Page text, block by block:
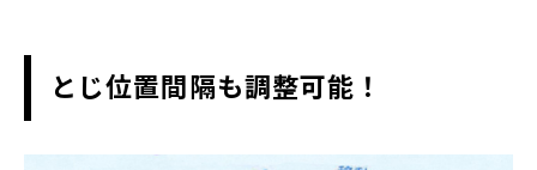
とじ位置間隔も調整可能！